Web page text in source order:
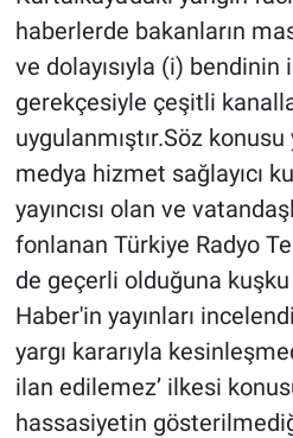
haberlerde bakanların
ve dolayısıyla (i)
gerekçesiyle çeşitli
uygulanmıştır.Söz
medya hizmet sağlayıcı
yayıncısı olan ve
fonlanan Türkiye Radyo
de geçerli olduğuna
Haber'in yayınları
yargı kararıyla
ilan edilemez’ ilkesi
hassasiyetin